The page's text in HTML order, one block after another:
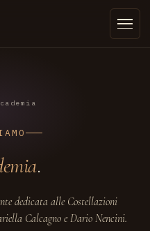
.
dedicata alle Costellazioni
Calcagno e Dario Nencini.